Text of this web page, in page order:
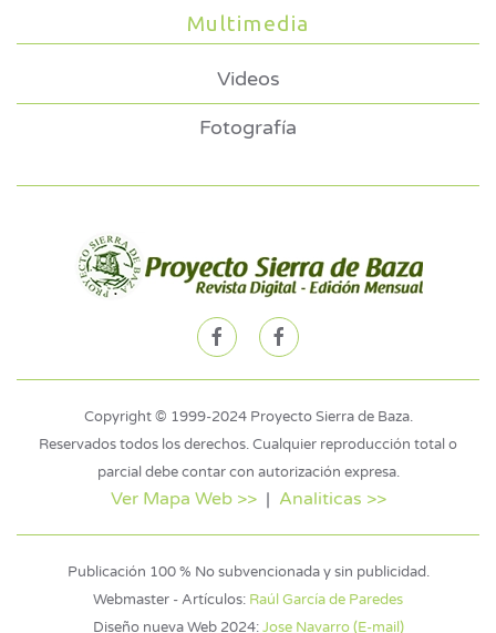
Multimedia
Videos
Fotografía
Copyright © 1999-2024 Proyecto Sierra de Baza.
Reservados todos los derechos. Cualquier reproducción total o
parcial debe contar con autorización expresa.
Ver Mapa Web >>| Analiticas >>
Publicación 100 % No subvencionada y sin publicidad.
Webmaster - Artículos: Raúl García de Paredes
Diseño nueva Web 2024:Jose Navarro (E-mail)